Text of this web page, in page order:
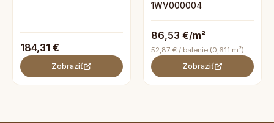
184,31 €
Zobraziť
1WV000004
86,53 €/m²
52,87 € / balenie (0,611 m²)
Zobraziť